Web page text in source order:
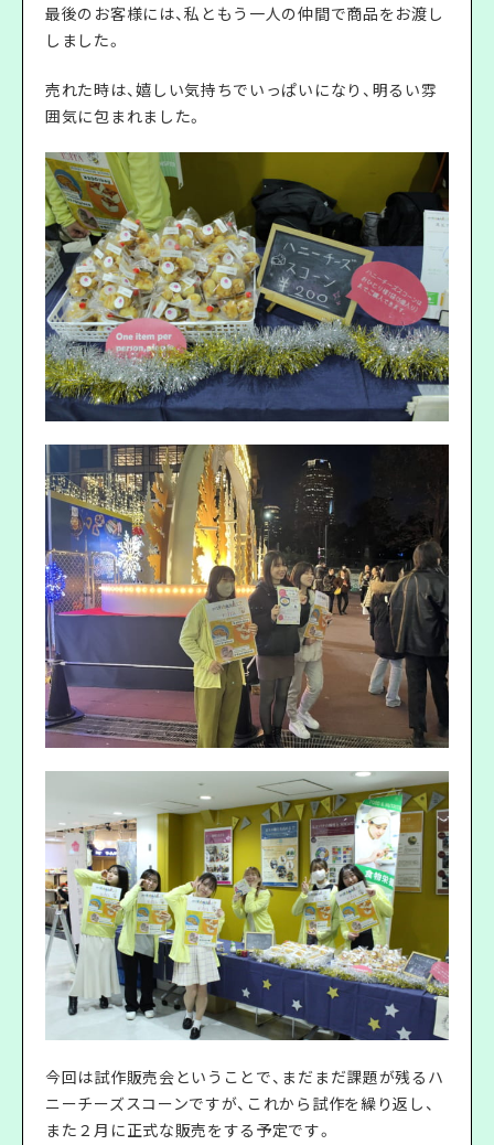
最後のお客様には、私ともう一人の仲間で商品をお渡し
しました。
売れた時は、嬉しい気持ちでいっぱいになり、明るい雰
囲気に包まれました。
今回は試作販売会ということで、まだまだ課題が残るハ
ニーチーズスコーンですが、これから試作を繰り返し、
また２月に正式な販売をする予定です。